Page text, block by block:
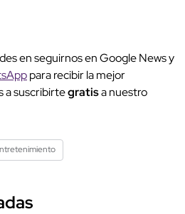
en seguirnos en Google News y
para recibir la mejor
a suscribirtegratisa nuestro